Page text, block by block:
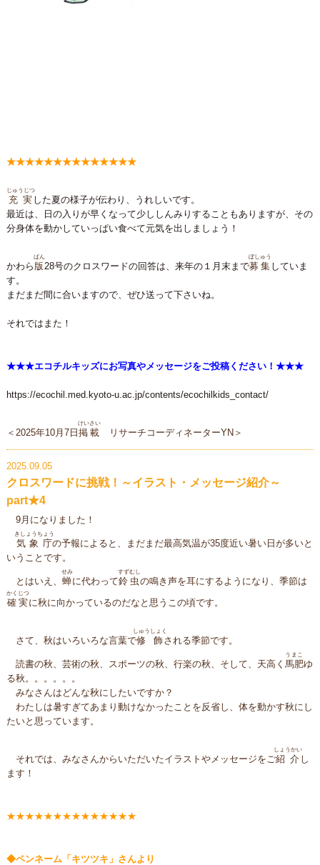
★★★★★★★★★★★★★★
充実
じゅうじつ
した夏の様子が伝わり、うれしいです。
最近は、日の入りが早くなって少ししんみりすることもありますが、その
分身体を動かしていっぱい食べて元気を出しましょう！
かわら 版
ばん
28号のクロスワードの回答は、来年の１月末まで募集
ぼしゅう
していま
す。
まだまだ間に合いますので、ぜひ送って下さいね。
それではまた！
★★★エコチルキッズにお写真やメッセージをご投稿ください！★★★
https://ecochil.med.kyoto-u.ac.jp/contents/ecochilkids_contact/
＜2025年10月7日 掲載
けいさい
リサーチコーディネーターYN＞
2025.09.05
クロスワードに挑戦！～イラスト・メッセージ紹介～
part★4
9月になりました！
気象庁
きしょうちょう
の予報によると、まだまだ最高気温が35度近い暑い日が多いと
いうことです。
とはいえ、 蝉
せみ
に代わって鈴虫
すずむし
の鳴き声を耳にするようになり、季節は
確実
かくじつ
に秋に向かっているのだなと思うこの頃です。
さて、秋はいろいろな言葉で修飾
しゅうしょく
される季節です。
読書の秋、芸術の秋、スポーツの秋、行楽の秋、そして、天高く 馬肥
うまこ
ゆ
る秋。。。。。。
みなさんはどんな秋にしたいですか？
わたしは暑すぎてあまり動けなかったことを反省し、体を動かす秋にし
たいと思っています。
それでは、みなさんからいただいたイラストやメッセージをご紹介
しょうかい
し
ます！
★★★★★★★★★★★★★★
◆ペンネーム「キツツキ」さんより